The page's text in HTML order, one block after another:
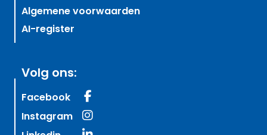
Algemene voorwaarden
AI-register
Volg ons:
Facebook
Instagram